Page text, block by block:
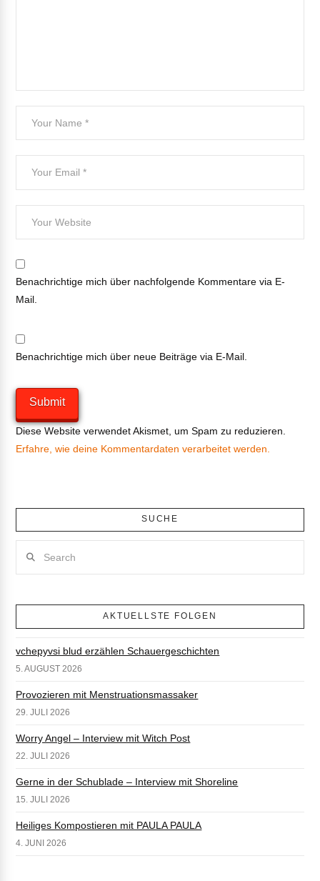
Benachrichtige mich über nachfolgende Kommentare via E-
Mail.
Benachrichtige mich über neue Beiträge via E-Mail.
Diese Website verwendet Akismet, um Spam zu reduzieren.
Erfahre, wie deine Kommentardaten verarbeitet werden.
SUCHE
AKTUELLSTE FOLGEN
vchepyvsi blud erzählen Schauergeschichten
5. AUGUST 2026
Provozieren mit Menstruationsmassaker
29. JULI 2026
Worry Angel – Interview mit Witch Post
22. JULI 2026
Gerne in der Schublade – Interview mit Shoreline
15. JULI 2026
Heiliges Kompostieren mit PAULA PAULA
4. JUNI 2026